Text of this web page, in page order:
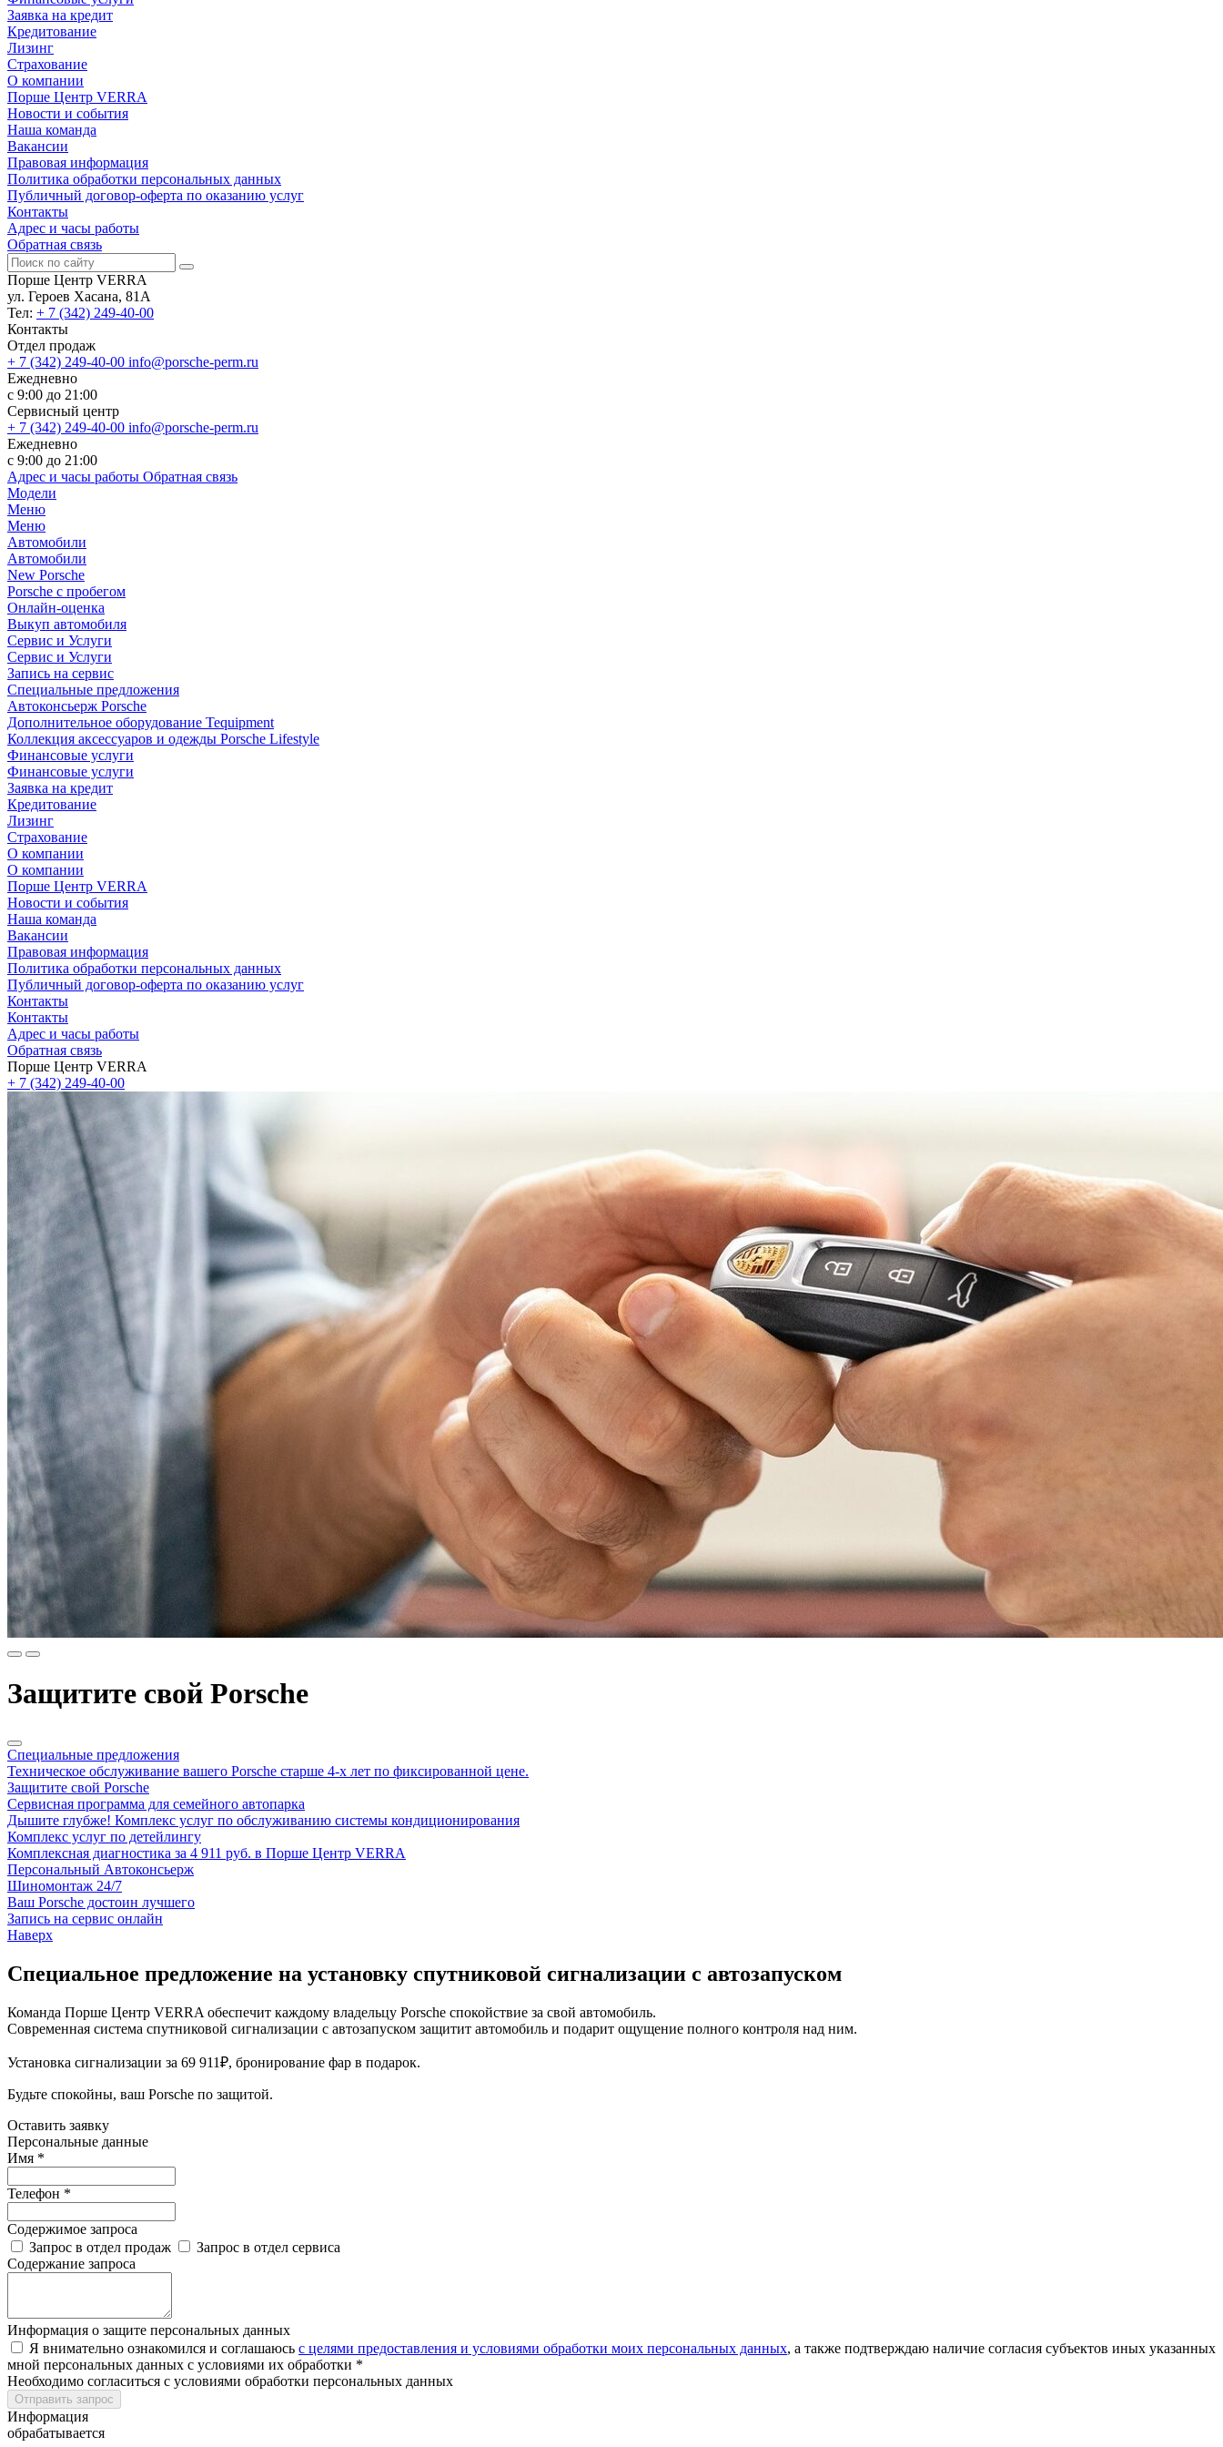
Заявка на кредит
Кредитование
Лизинг
Страхование
О компании
Порше Центр VERRA
Новости и события
Наша команда
Вакансии
Правовая информация
Политика обработки персональных данных
Публичный договор-оферта по оказанию услуг
Контакты
Адрес и часы работы
Обратная связь
Порше Центр VERRA
ул. Героев Хасана, 81А
Тел: + 7 (342) 249-40-00
Контакты
Отдел продаж
+ 7 (342) 249-40-00 info@porsche-perm.ru
Ежедневно
с 9:00 до 21:00
Сервисный центр
+ 7 (342) 249-40-00 info@porsche-perm.ru
Ежедневно
с 9:00 до 21:00
Адрес и часы работы Обратная связь
Модели
Меню
Меню
Автомобили
Автомобили
New Porsche
Porsche с пробегом
Онлайн-оценка
Выкуп автомобиля
Сервис и Услуги
Сервис и Услуги
Запись на сервис
Специальные предложения
Автоконсьерж Porsche
Дополнительное оборудование Tequipment
Коллекция аксессуаров и одежды Porsche Lifestyle
Финансовые услуги
Финансовые услуги
Заявка на кредит
Кредитование
Лизинг
Страхование
О компании
О компании
Порше Центр VERRA
Новости и события
Наша команда
Вакансии
Правовая информация
Политика обработки персональных данных
Публичный договор-оферта по оказанию услуг
Контакты
Контакты
Адрес и часы работы
Обратная связь
Порше Центр VERRA
+ 7 (342) 249-40-00
Защитите свой Porsche
Специальные предложения
Техническое обслуживание вашего Porsche старше 4-х лет по фиксированной цене.
Защитите свой Porsche
Сервисная программа для семейного автопарка
Дышите глубже! Комплекс услуг по обслуживанию системы кондиционирования
Комплекс услуг по детейлингу
Комплексная диагностика за 4 911 руб. в Порше Центр VERRA
Персональный Автоконсьерж
Шиномонтаж 24/7
Ваш Porsche достоин лучшего
Запись на сервис онлайн
Наверх
Специальное предложение на установку спутниковой сигнализации с автозапуском
Команда Порше Центр VERRA обеспечит каждому владельцу Porsche спокойствие за свой автомобиль.
Современная система спутниковой сигнализации с автозапуском защитит автомобиль и подарит ощущение полного контроля над ним.
Установка сигнализации за 69 911₽, бронирование фар в подарок.
Будьте спокойны, ваш Porsche по защитой.
Оставить заявку
Персональные данные
Имя *
Телефон *
Содержимое запроса
Запрос в отдел продаж
Запрос в отдел сервиса
Содержание запроса
Информация о защите персональных данных
Я внимательно ознакомился и соглашаюсь с целями предоставления и условиями обработки моих персональных данных, а также подтверждаю наличие согласия субъектов иных указанных
мной персональных данных с условиями их обработки *
Необходимо согласиться с условиями обработки персональных данных
Отправить запрос
Информация
обрабатывается